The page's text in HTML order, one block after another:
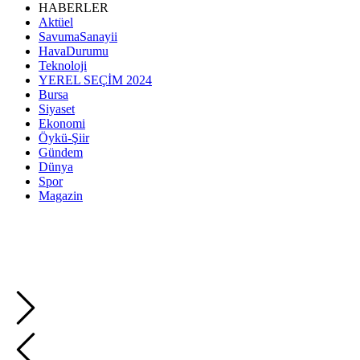
HABERLER
Aktüel
SavumaSanayii
HavaDurumu
Teknoloji
YEREL SEÇİM 2024
Bursa
Siyaset
Ekonomi
Öykü-Şiir
Gündem
Dünya
Spor
Magazin